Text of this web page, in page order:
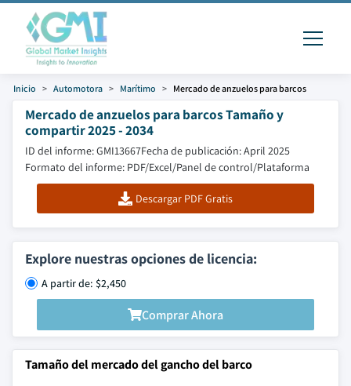
Inicio Automotora Marítimo Mercado de anzuelos para barcos
Mercado de anzuelos para barcos Tamaño y
compartir 2025 - 2034
ID del informe: GMI13667Fecha de publicación: April 2025
Formato del informe: PDF/Excel/Panel de control/Plataforma
Descargar PDF Gratis
Explore nuestras opciones de licencia:
A partir de: $2,450
Comprar Ahora
Tamaño del mercado del gancho del barco